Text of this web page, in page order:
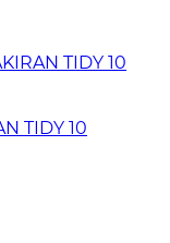
TIDY 10